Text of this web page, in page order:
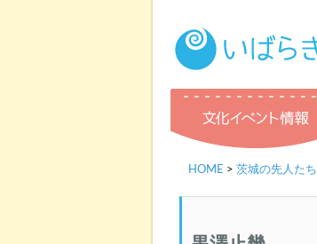
HOME > 茨城の先人たち